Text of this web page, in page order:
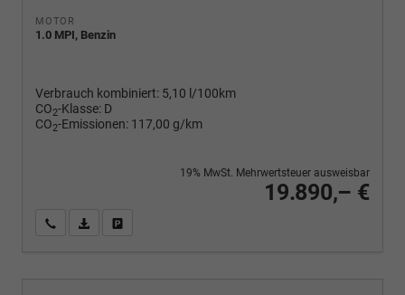
MOTOR
1.0 MPI, Benzin
Verbrauch kombiniert: 5,10 l/100km
CO2-Klasse: D
CO2-Emissionen: 117,00 g/km
19.890,– €
19% MwSt. Mehrwertsteuer ausweisbar
Wir rufen Sie anPDF-Fahrzeugexposé drucken